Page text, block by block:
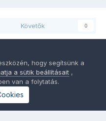
Követők 0
hogy segítsünk a
a sütik beállításait ,
van a folytatás.